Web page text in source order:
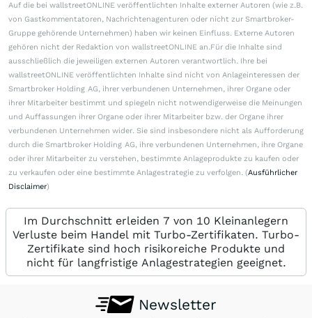
Auf die bei wallstreetONLINE veröffentlichten Inhalte externer Autoren (wie z.B.
von Gastkommentatoren, Nachrichtenagenturen oder nicht zur Smartbroker-
Gruppe gehörende Unternehmen) haben wir keinen Einfluss. Externe Autoren
gehören nicht der Redaktion von wallstreetONLINE an.Für die Inhalte sind
ausschließlich die jeweiligen externen Autoren verantwortlich. Ihre bei
wallstreetONLINE veröffentlichten Inhalte sind nicht von Anlageinteressen der
Smartbroker Holding AG, ihrer verbundenen Unternehmen, ihrer Organe oder
ihrer Mitarbeiter bestimmt und spiegeln nicht notwendigerweise die Meinungen
und Auffassungen ihrer Organe oder ihrer Mitarbeiter bzw. der Organe ihrer
verbundenen Unternehmen wider. Sie sind insbesondere nicht als Aufforderung
durch die Smartbroker Holding AG, ihre verbundenen Unternehmen, ihre Organe
oder ihrer Mitarbeiter zu verstehen, bestimmte Anlageprodukte zu kaufen oder
zu verkaufen oder eine bestimmte Anlagestrategie zu verfolgen. (Ausführlicher
Disclaimer)
Im Durchschnitt erleiden 7 von 10 Kleinanlegern
Verluste beim Handel mit Turbo-Zertifikaten. Turbo-
Zertifikate sind hoch risikoreiche Produkte und
nicht für langfristige Anlagestrategien geeignet.
Newsletter